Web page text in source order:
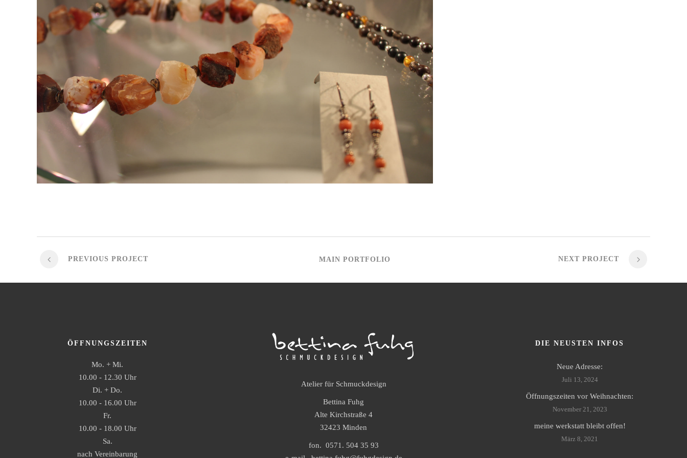
PREVIOUS PROJECT MAIN PORTFOLIO NEXT PROJECT
ÖFFNUNGSZEITEN
Mo. + Mi.
10.00 - 12.30 Uhr
Di. + Do.
10.00 - 16.00 Uhr
Fr.
10.00 - 18.00 Uhr
Sa.
nach Vereinbarung
Atelier für Schmuckdesign
Bettina Fuhg
Alte Kirchstraße 4
32423 Minden
fon. 0571. 504 35 93
DIE NEUSTEN INFOS
Neue Adresse:
Juli 13, 2024
Öffnungszeiten vor Weihnachten:
November 21, 2023
meine werkstatt bleibt offen!
März 8, 2021